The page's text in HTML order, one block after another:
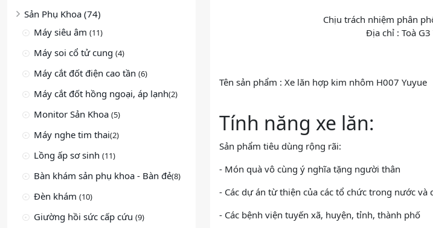
Sản Phụ Khoa (74)
Máy siêu âm (11)
Máy soi cổ tử cung (4)
Máy cắt đốt điện cao tần (6)
Máy cắt đốt hồng ngoại, áp lạnh(2)
Monitor Sản Khoa (5)
Máy nghe tim thai(2)
Lồng ấp sơ sinh (11)
Bàn khám sản phụ khoa - Bàn đẻ(8)
Đèn khám (10)
Giường hồi sức cấp cứu (9)
Chịu trách nhiệm phân
Địa chỉ : Toà
Tên sản phẩm : Xe lăn hợp kim nhôm H007 Yuyue
Tính năng xe lăn:
Sản phẩm tiêu dùng rộng rãi:
- Món quà vô cùng ý nghĩa tặng người thân
- Các dự án từ thiện của các tổ chức trong nước và
- Các bệnh viện tuyến xã, huyện, tỉnh, thành phố